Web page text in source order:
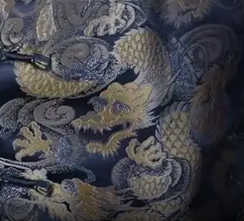
C'est...